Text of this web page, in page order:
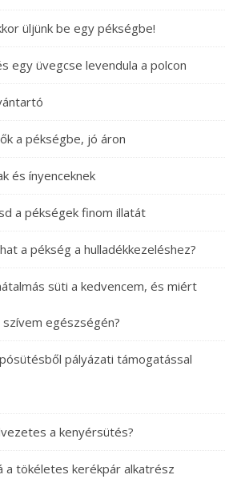
üljünk be egy pékségbe!
egy üvegcse levendula a polcon
a pékségbe, jó áron
és ínyenceknek
a pékségek finom illatát
a pékség a hulladékkezeléshez?
süti a kedvencem, és miért
egészségén?
pályázati támogatással
a kenyérsütés?
a tökéletes kerékpár alkatrész